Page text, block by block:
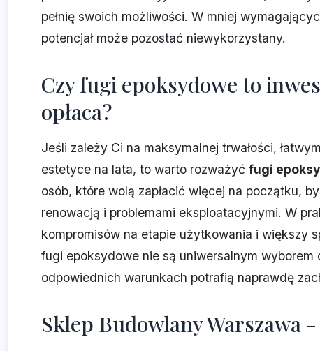
pełnię swoich możliwości. W mniej
potencjał może pozostać niewykorzystany.
Czy fugi epoksydowe to
opłaca?
Jeśli zależy Ci na maksymalnej trwałości,
estetyce na lata, to warto rozważyć fugi
osób, które wolą zapłacić więcej na początku,
renowacją i problemami eksploatacyjnymi. W
kompromisów na etapie użytkowania i większy
fugi epoksydowe nie są uniwersalnym wyborem
odpowiednich warunkach potrafią naprawdę
Sklep Budowlany Warszawa